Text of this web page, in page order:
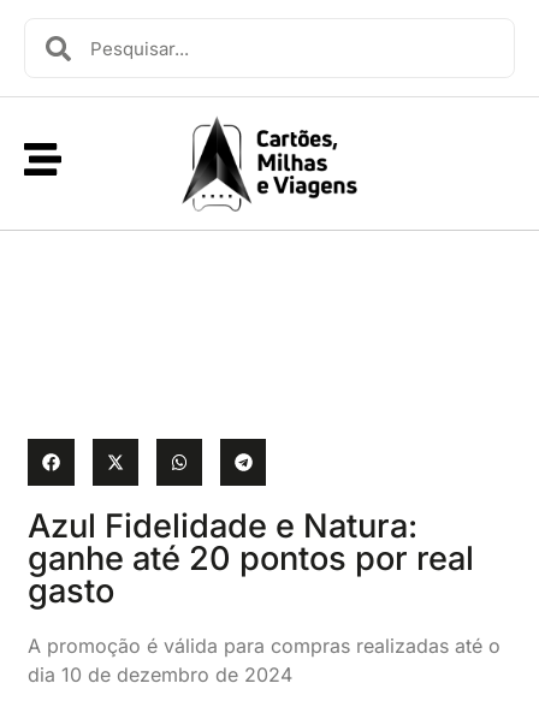
Azul Fidelidade e Natura:
ganhe até 20 pontos por real
gasto
A promoção é válida para compras realizadas até o
dia 10 de dezembro de 2024